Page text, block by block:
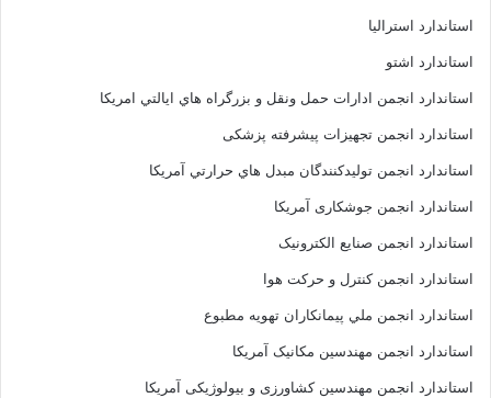
استاندارد استرالیا
استاندارد اشتو
استاندارد انجمن ادارات حمل ونقل و بزرگراه هاي ايالتي امريکا
استاندارد انجمن تجهیزات پیشرفته پزشکی
استاندارد انجمن توليدکنندگان مبدل هاي حرارتي آمريکا
استاندارد انجمن جوشکاری آمریکا
استاندارد انجمن صنايع الکترونيک
استاندارد انجمن کنترل و حرکت هوا
استاندارد انجمن ملي پيمانکاران تهويه مطبوع
استاندارد انجمن مهندسين مکانيک آمريکا
استاندارد انجمن مهندسین کشاورزی و بیولوژیکی آمریکا